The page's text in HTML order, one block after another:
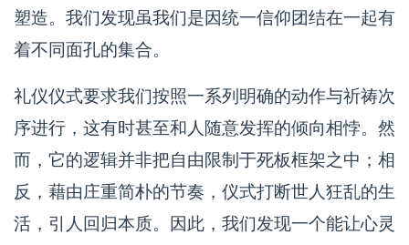
塑造。我们发现虽我们是因统一信仰团结在一起有
着不同面孔的集合。
礼仪仪式要求我们按照一系列明确的动作与祈祷次
序进行，这有时甚至和人随意发挥的倾向相悖。然
而，它的逻辑并非把自由限制于死板框架之中；相
反，藉由庄重简朴的节奏，仪式打断世人狂乱的生
活，引人回归本质。因此，我们发现一个能让心灵